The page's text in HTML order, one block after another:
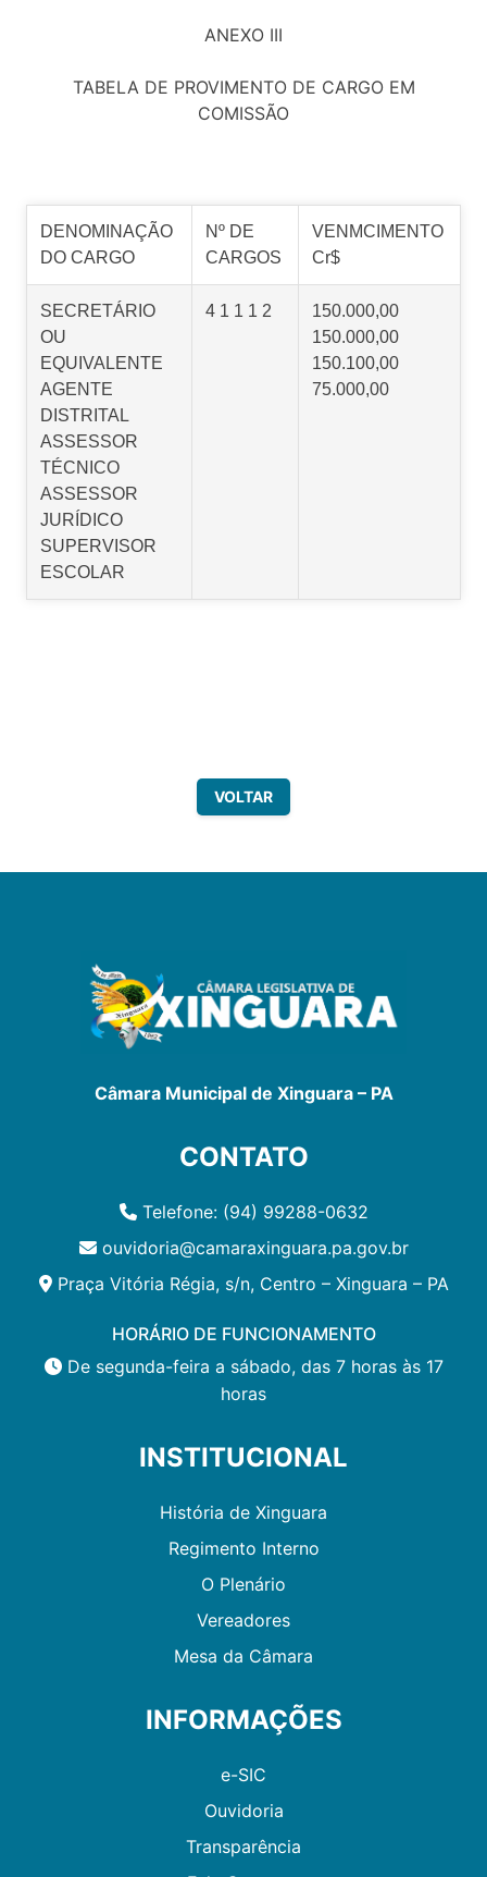
ANEXO III
TABELA DE PROVIMENTO DE CARGO EM
COMISSÃO
DENOMINAÇÃO
DO CARGO
Nº DE
CARGOS
VENMCIMENTO
Cr$
SECRETÁRIO
OU
EQUIVALENTE
AGENTE
DISTRITAL
ASSESSOR
TÉCNICO
ASSESSOR
JURÍDICO
SUPERVISOR
ESCOLAR
4 1 1 1 2
150.000,00
150.000,00
150.100,00
75.000,00
VOLTAR
Câmara Municipal de Xinguara – PA
CONTATO
Telefone: (94) 99288-0632
ouvidoria@camaraxinguara.pa.gov.br
Praça Vitória Régia, s/n, Centro – Xinguara – PA
HORÁRIO DE FUNCIONAMENTO
De segunda-feira a sábado, das 7 horas às 17
horas
INSTITUCIONAL
História de Xinguara
Regimento Interno
O Plenário
Vereadores
Mesa da Câmara
INFORMAÇÕES
e-SIC
Ouvidoria
Transparência